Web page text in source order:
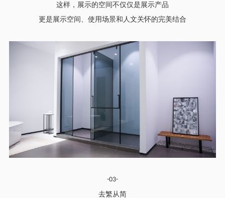
这样，展示的空间不仅仅是展示产品
更是展示空间、使用场景和人文关怀的完美结合
-03-
去繁从简